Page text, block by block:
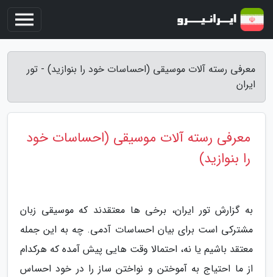
معرفی رسته آلات موسیقی (احساسات خود را بنوازید) - تور
ایران
معرفی رسته آلات موسیقی (احساسات خود
را بنوازید)
به گزارش تور ایران، برخی ها معتقدند که موسیقی زبان
مشترکی است برای بیان احساسات آدمی. چه به این جمله
معتقد باشیم یا نه، احتمالا وقت هایی پیش آمده که هرکدام
از ما احتیاج به آموختن و نواختن ساز را در خود احساس